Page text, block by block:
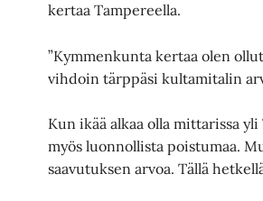
kertaa Tampereella.
”Kymmenkunta kertaa olen
vihdoin tärppäsi kultamitalin
Kun ikää alkaa olla mittarissa
myös luonnollista poistumaa.
saavutuksen arvoa. Tällä